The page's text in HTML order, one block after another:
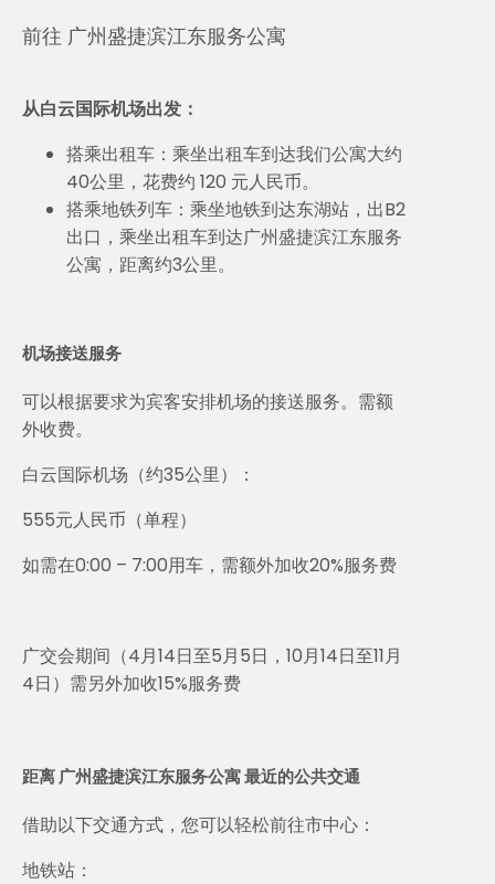
前往 广州盛捷滨江东服务公寓
从白云国际机场出发：
搭乘出租车：乘坐出租车到达我们公寓大约
40公里，花费约 120 元人民币。
搭乘地铁列车：乘坐地铁到达东湖站，出B2
出口，乘坐出租车到达广州盛捷滨江东服务
公寓，距离约3公里。
机场接送服务
可以根据要求为宾客安排机场的接送服务。需额
外收费。
白云国际机场（约35公里）：
555元人民币（单程）
如需在0:00 – 7:00用车，需额外加收20%服务费
广交会期间（4月14日至5月5日，10月14日至11月
4日）需另外加收15%服务费
距离 广州盛捷滨江东服务公寓 最近的公共交通
借助以下交通方式，您可以轻松前往市中心：
地铁站：